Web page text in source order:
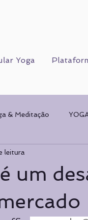
Yoga
& Meditação
um
leitura